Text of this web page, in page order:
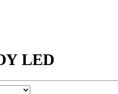
LED